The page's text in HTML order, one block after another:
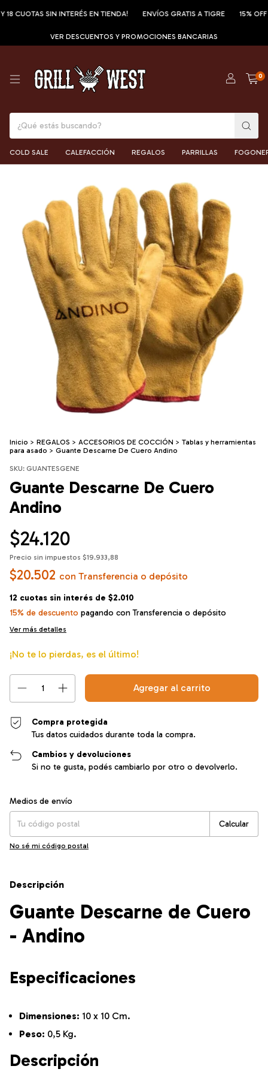
SIN INTERÉS EN TIENDA! ENVÍOS GRATIS A TIGRE 15% OFF POR
VER DESCUENTOS Y PROMOCIONES BANCARIAS
0
COLD SALE CALEFACCIÓN REGALOS PARRILLAS
Inicio > REGALOS > ACCESORIOS DE COCCIÓN > Tablas y herramientas
para asado > Guante Descarne De Cuero Andino
SKU: GUANTESGENE
Guante Descarne De Cuero
Andino
$24.120
Precio sin impuestos $19.933,88
$20.502 con Transferencia o depósito
12 cuotas sin interés de $2.010
15% de descuento pagando con Transferencia o depósito
Ver más detalles
¡No te lo pierdas, es el último!
Compra protegida
Tus datos cuidados durante toda la compra.
Cambios y devoluciones
Si no te gusta, podés cambiarlo por otro o devolverlo.
Entregas para el CP:
Medios de envío
Calcular
No sé mi código postal
Descripción
Guante Descarne de Cuero
- Andino
Especificaciones
Dimensiones: 10 x 10 Cm.
Peso: 0,5 Kg.
Descripción